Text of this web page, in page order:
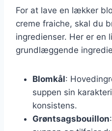
For at lave en lækker
creme fraiche, skal du
ingredienser. Her er en
grundlæggende
Blomkål:
suppen sin
konsistens.
Grøntsagsbouillon